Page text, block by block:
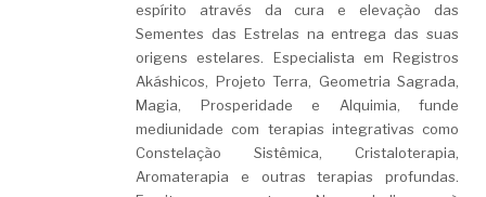
espírito através da cura e elevação das
Sementes das Estrelas na entrega das suas
origens estelares. Especialista em Registros
Akáshicos, Projeto Terra, Geometria Sagrada,
Magia, Prosperidade e Alquimia, funde
mediunidade com terapias integrativas como
Constelação Sistêmica, Cristaloterapia,
Aromaterapia e outras terapias profundas.